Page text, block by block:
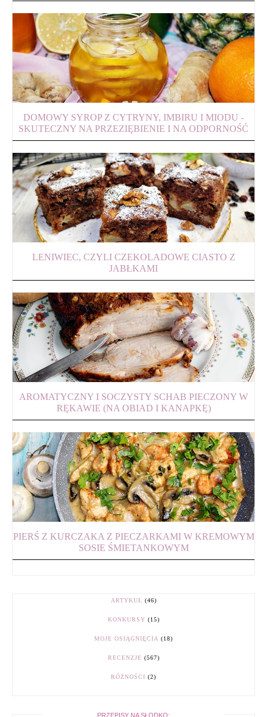
DOMOWY SYROP Z CYTRYNY, IMBIRU I MIODU -
SKUTECZNY NA PRZEZIĘBIENIE I NA ODPORNOŚĆ
LENIWIEC, CZYLI CZEKOLADOWE CIASTO Z
JABŁKAMI
AROMATYCZNY I SOCZYSTY SCHAB PIECZONY W
RĘKAWIE (NA OBIAD I KANAPKĘ)
PIERŚ Z KURCZAKA Z PIECZARKAMI W KREMOWYM
SOSIE ŚMIETANKOWYM
ARTYKUŁ (46)
KONKURSY (15)
MOJE OSIĄGNIĘCIA (18)
RECENZJE (567)
RÓŻNOŚCI (2)
PRZEPISY NA SŁODKO: